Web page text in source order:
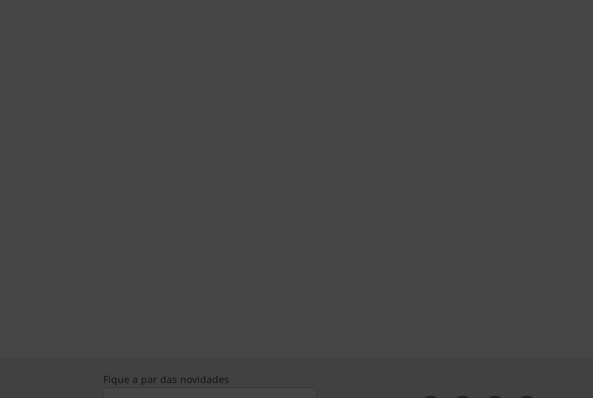
Fique a par das novidades